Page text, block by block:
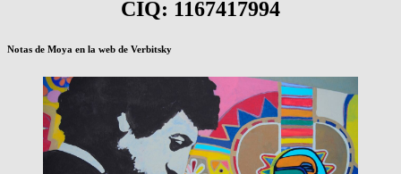
CIQ: 1167417994
Notas de Moya en la web de Verbitsky